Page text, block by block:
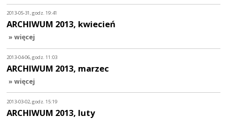
2013-05-31, godz. 19:41
ARCHIWUM 2013, kwiecień
» więcej
2013-04-06, godz. 11:03
ARCHIWUM 2013, marzec
» więcej
2013-03-02, godz. 15:19
ARCHIWUM 2013, luty